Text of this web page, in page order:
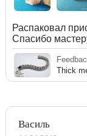
Распаковал
Спасибо
Василь